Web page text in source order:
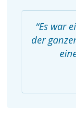
Es war
der